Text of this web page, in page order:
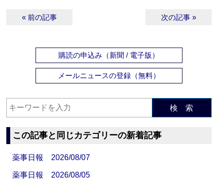
« 前の記事 次の記事 »
購読の申込み（新聞 / 電子版）
メールニュースの登録（無料）
検 索
この記事と同じカテゴリーの新着記事
薬事日報 2026/08/07
薬事日報 2026/08/05